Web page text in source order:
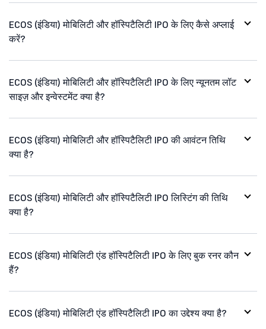
ECOS (इंडिया) मोबिलिटी और हॉस्पिटैलिटी IPO के लिए कैसे अप्लाई
करें?
ECOS (इंडिया) मोबिलिटी और हॉस्पिटैलिटी IPO के लिए न्यूनतम लॉट
साइज़ और इन्वेस्टमेंट क्या है?
ECOS (इंडिया) मोबिलिटी और हॉस्पिटैलिटी IPO की आवंटन तिथि
क्या है?
ECOS (इंडिया) मोबिलिटी और हॉस्पिटैलिटी IPO लिस्टिंग की तिथि
क्या है?
ECOS (इंडिया) मोबिलिटी एंड हॉस्पिटैलिटी IPO के लिए बुक रनर कौन
हैं?
ECOS (इंडिया) मोबिलिटी एंड हॉस्पिटैलिटी IPO का उद्देश्य क्या है?